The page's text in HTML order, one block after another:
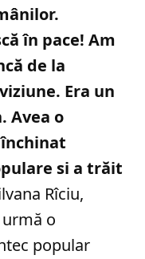
în pace! Am
de la
Era un
Avea o
si a trăit
Rîciu,
o
popular